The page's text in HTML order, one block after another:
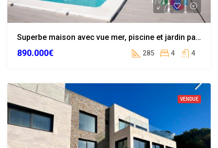
Superbe maison avec vue mer, piscine et jardin paysager à Calonge
890.000€ 285 4 4
VENDUE